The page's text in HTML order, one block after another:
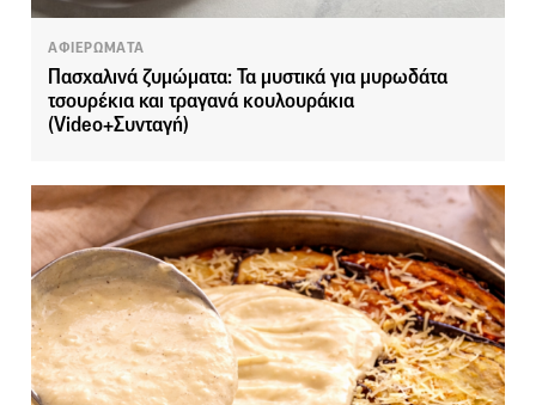
ΑΦΙΕΡΩΜΑΤΑ
Πασχαλινά ζυμώματα: Τα μυστικά για μυρωδάτα
τσουρέκια και τραγανά κουλουράκια
(Video+Συνταγή)